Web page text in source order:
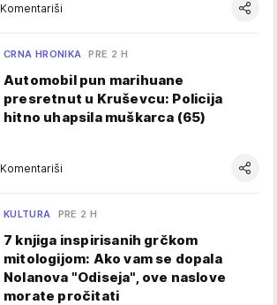
Komentariši
CRNA HRONIKA PRE 2 H
Automobil pun marihuane
presretnut u Kruševcu: Policija
hitno uhapsila muškarca (65)
Komentariši
KULTURA PRE 2 H
7 knjiga inspirisanih grčkom
mitologijom: Ako vam se dopala
Nolanova "Odiseja", ove naslove
morate pročitati